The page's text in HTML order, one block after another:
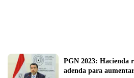
PGN 2023: Hacienda
adenda para